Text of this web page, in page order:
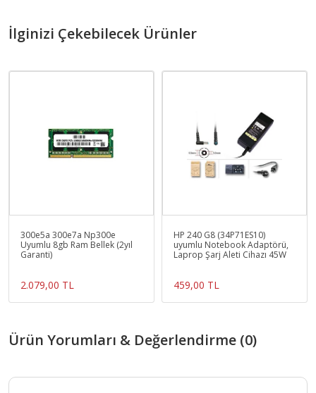
İlginizi Çekebilecek Ürünler
300e5a 300e7a Np300e
Uyumlu 8gb Ram Bellek (2yıl
Garanti)
2.079,00 TL
HP 240 G8 (34P71ES10)
uyumlu Notebook Adaptörü,
Laprop Şarj Aleti Cihazı 45W
459,00 TL
Ürün Yorumları & Değerlendirme (0)